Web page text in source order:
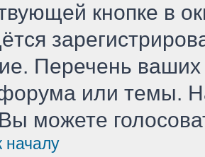
кнопке в
Перечень ваших
или темы.
можете
началу